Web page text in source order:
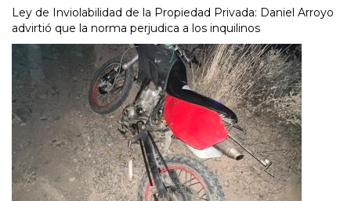
Ley de Inviolabilidad de la Propiedad Privada: Daniel Arroyo
advirtió que la norma perjudica a los inquilinos